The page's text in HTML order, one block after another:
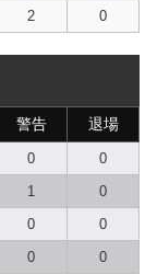
2 0
警告 退場
0
0
1
0
0
0
0
0